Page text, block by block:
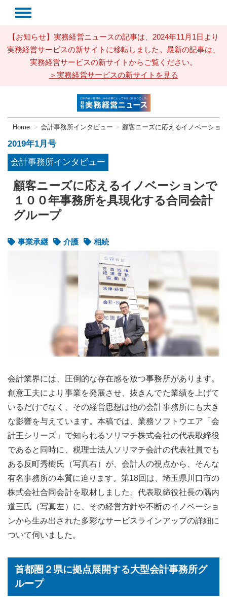
【お知らせ】実務経営ニュースの記事は、2024年11月1日より
実務経営サービスの新サイトに移転しました。最新の記事は、
実務経営サービスの新サイトからご覧ください。
＞実務経営サービスの新サイトを見る
Home 会計事務所インタビュー 顧客ニーズに応えるイノベーショ
2019年1月号
会計事務所インタビュー
顧客ニーズに応えるイノベーションで
１００年事務所を具現化する合同会計
グループ
事業承継 介護 相続
会計業界には、圧倒的な存在感を放つ事務所があります。
創意工夫により事業を発展させ、抜きんでた業績を上げて
いるだけでなく、その経営思想は他の会計事務所にも大き
な影響を与えています。本稿では、業務ソフトウエア「会
計王シリーズ」で知られるソリマチ株式会社の代表取締役
であると同時に、税理士法人ソリマチ会計の代表社員でも
ある反町秀樹氏（写真右）が、会計人の視点から、そんな
有名事務所の本質に迫ります。第18回は、埼玉県川口市の
株式会社合同会計を取材しました。代表取締役社長の隅内
道三氏（写真左）に、その経営方針や不断のイノベーショ
ンから生み出された多彩なサービスラインアップの詳細に
ついて伺いました。
首都圏２県に拠点展開する大型会計事務所グ
ループ